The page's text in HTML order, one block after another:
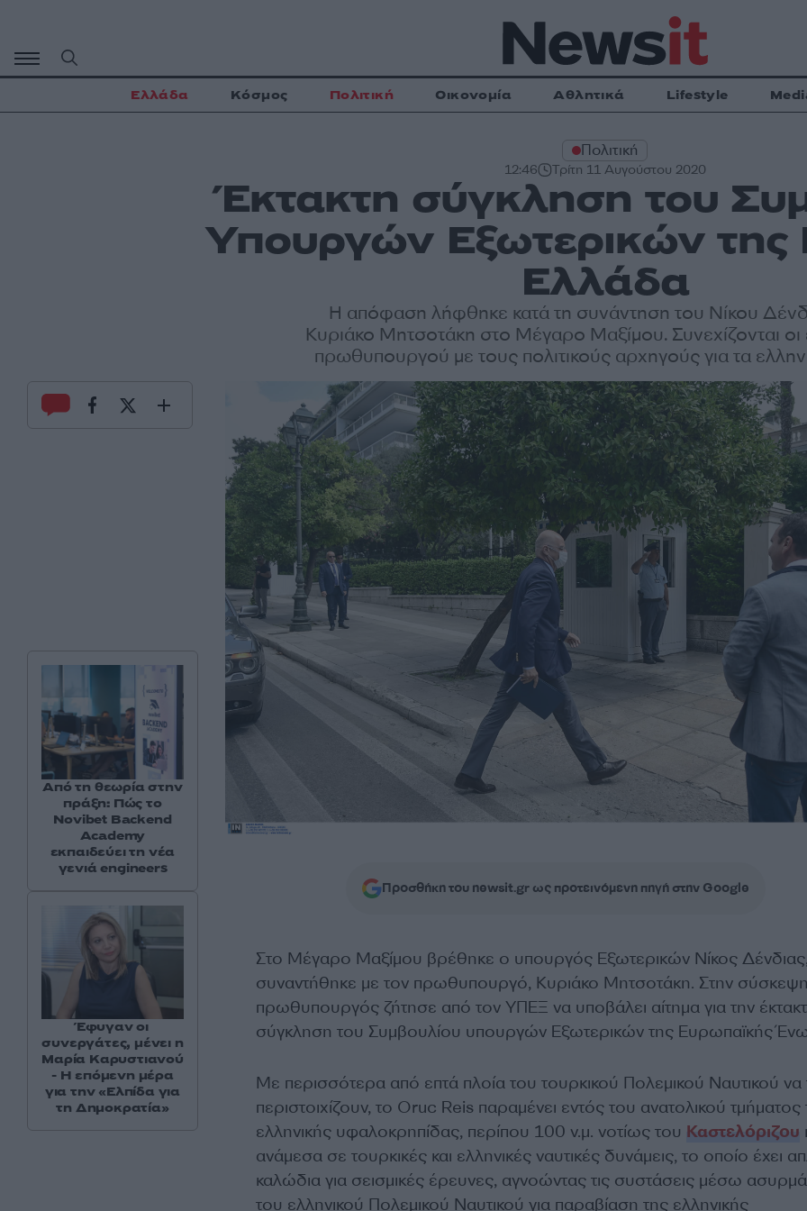
περιεχόμενο
Ελλάδα Κόσμος Πολιτική Οικονομία Αθλητικά Lifestyle
Πολιτική
12:46 Τρίτη 11 Αυγούστου 2020
Έκτακτη σύγκληση του
Υπουργών Εξωτερικών της
Ελλάδα
Η απόφαση λήφθηκε κατά τη συνάντηση του Νίκου
Κυριάκο Μητσοτάκη στο Μέγαρο Μαξίμου. Συνεχίζονται
πρωθυπουργού με τους πολιτικούς αρχηγούς για τα
Προσθήκη του newsit.gr ως προτεινόμενη πηγή στην Google
Στο Μέγαρο Μαξίμου βρέθηκε ο υπουργός Εξωτερικών Νίκος
συναντήθηκε με τον πρωθυπουργό, Κυριάκο Μητσοτάκη. Στην
πρωθυπουργός ζήτησε από τον ΥΠΕΞ να υποβάλει αίτημα για την
σύγκληση του Συμβουλίου υπουργών Εξωτερικών της Ευρωπαϊκής
Με περισσότερα από επτά πλοία του τουρκικού Πολεμικού Ναυτικού να
περιστοιχίζουν, το Oruc Reis παραμένει εντός του ανατολικού τμήματος
ελληνικής υφαλοκρηπίδας, περίπου 100 ν.μ. νοτίως του Καστελόριζου
ανάμεσα σε τουρκικές και ελληνικές ναυτικές δυνάμεις, το οποίο έχει
καλώδια για σεισμικές έρευνες, αγνοώντας τις συστάσεις μέσω
του ελληνικού Πολεμικού Ναυτικού για παραβίαση της ελληνικής
Από τη θεωρία στην
πράξη: Πώς το
Novibet Backend
Academy
εκπαιδεύει τη νέα
γενιά engineers
Έφυγαν οι
συνεργάτες, μένει η
Μαρία Καρυστιανού
- Η επόμενη μέρα
για την «Ελπίδα για
τη Δημοκρατία»